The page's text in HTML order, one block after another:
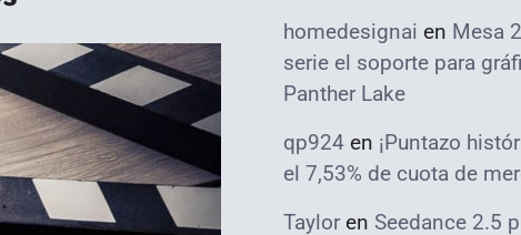
homedesignai en Mesa
serie el soporte para
Panther Lake
qp924 en ¡Puntazo
el 7,53% de cuota de
Taylor en Seedance 2.5